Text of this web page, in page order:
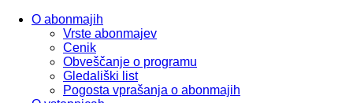
O abonmajih
Vrste abonmajev
Cenik
Obveščanje o programu
Gledališki list
Pogosta vprašanja o abonmajih